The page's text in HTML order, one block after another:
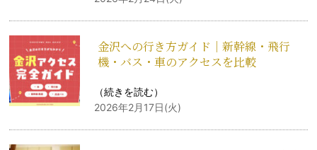
金沢への行き方ガイド｜新幹線・飛行
機・バス・車のアクセスを比較
（続きを読む）
2026年2月17日(火)